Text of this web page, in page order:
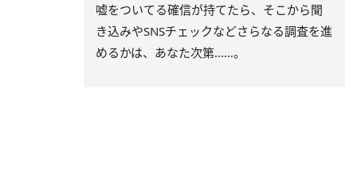
嘘をついてる確信が持てたら、そこから聞
き込みやSNSチェックなどさらなる調査を進
めるかは、あなた次第……。